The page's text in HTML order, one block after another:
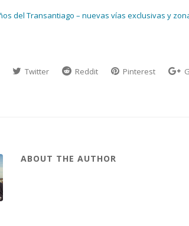
del Transantiago – nuevas vías exclusivas y
Twitter Reddit Pinterest
ABOUT THE AUTHOR